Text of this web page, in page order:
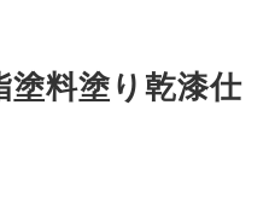
塗料塗り乾漆仕